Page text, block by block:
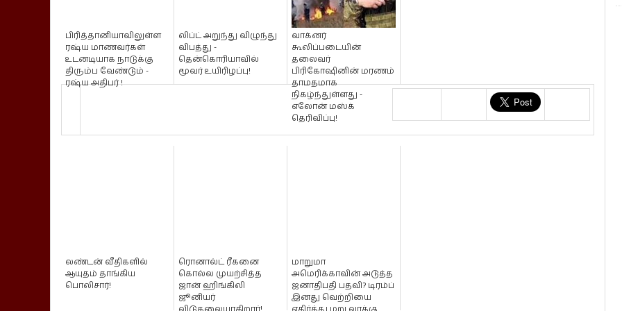
பிரித்தானியாவிலுள்ள
ரஷ்ய மாணவர்கள்
உடனடியாக நாடுக்கு
திரும்ப வேண்டும் -
ரஷ்ய அதிபர் !
லிப்ட் அறுந்து விழுந்து
விபத்து -
தென்கொரியாவில்
மூவர் உயிரிழப்பு!
வாக்னர்
கூலிப்படையின்
தலைவர்
பிரிகோஷினின் மரணம்
தாமதமாக
நிகழ்ந்துள்ளது -
எலோன் மஸ்க்
தெரிவிப்பு!
லண்டன் வீதிகளில்
ஆயுதம் தாங்கிய
பொலிசார்!
ரொனால்ட் ரீகனை
கொல்ல முயற்சித்த
ஜான் ஹிங்கிலி
ஜூனியர்
மாறுமா
அமெரிக்காவின் அடுத்த
ஜனாதிபதி பதவி? டிரம்ப்
இனது வெற்றியை